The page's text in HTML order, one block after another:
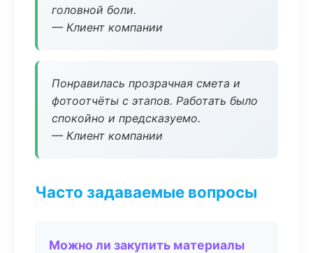
головной боли.
— Клиент компании
Понравилась прозрачная смета и
фотоотчёты с этапов. Работать было
спокойно и предсказуемо.
— Клиент компании
Часто задаваемые вопросы
Можно ли закупить материалы